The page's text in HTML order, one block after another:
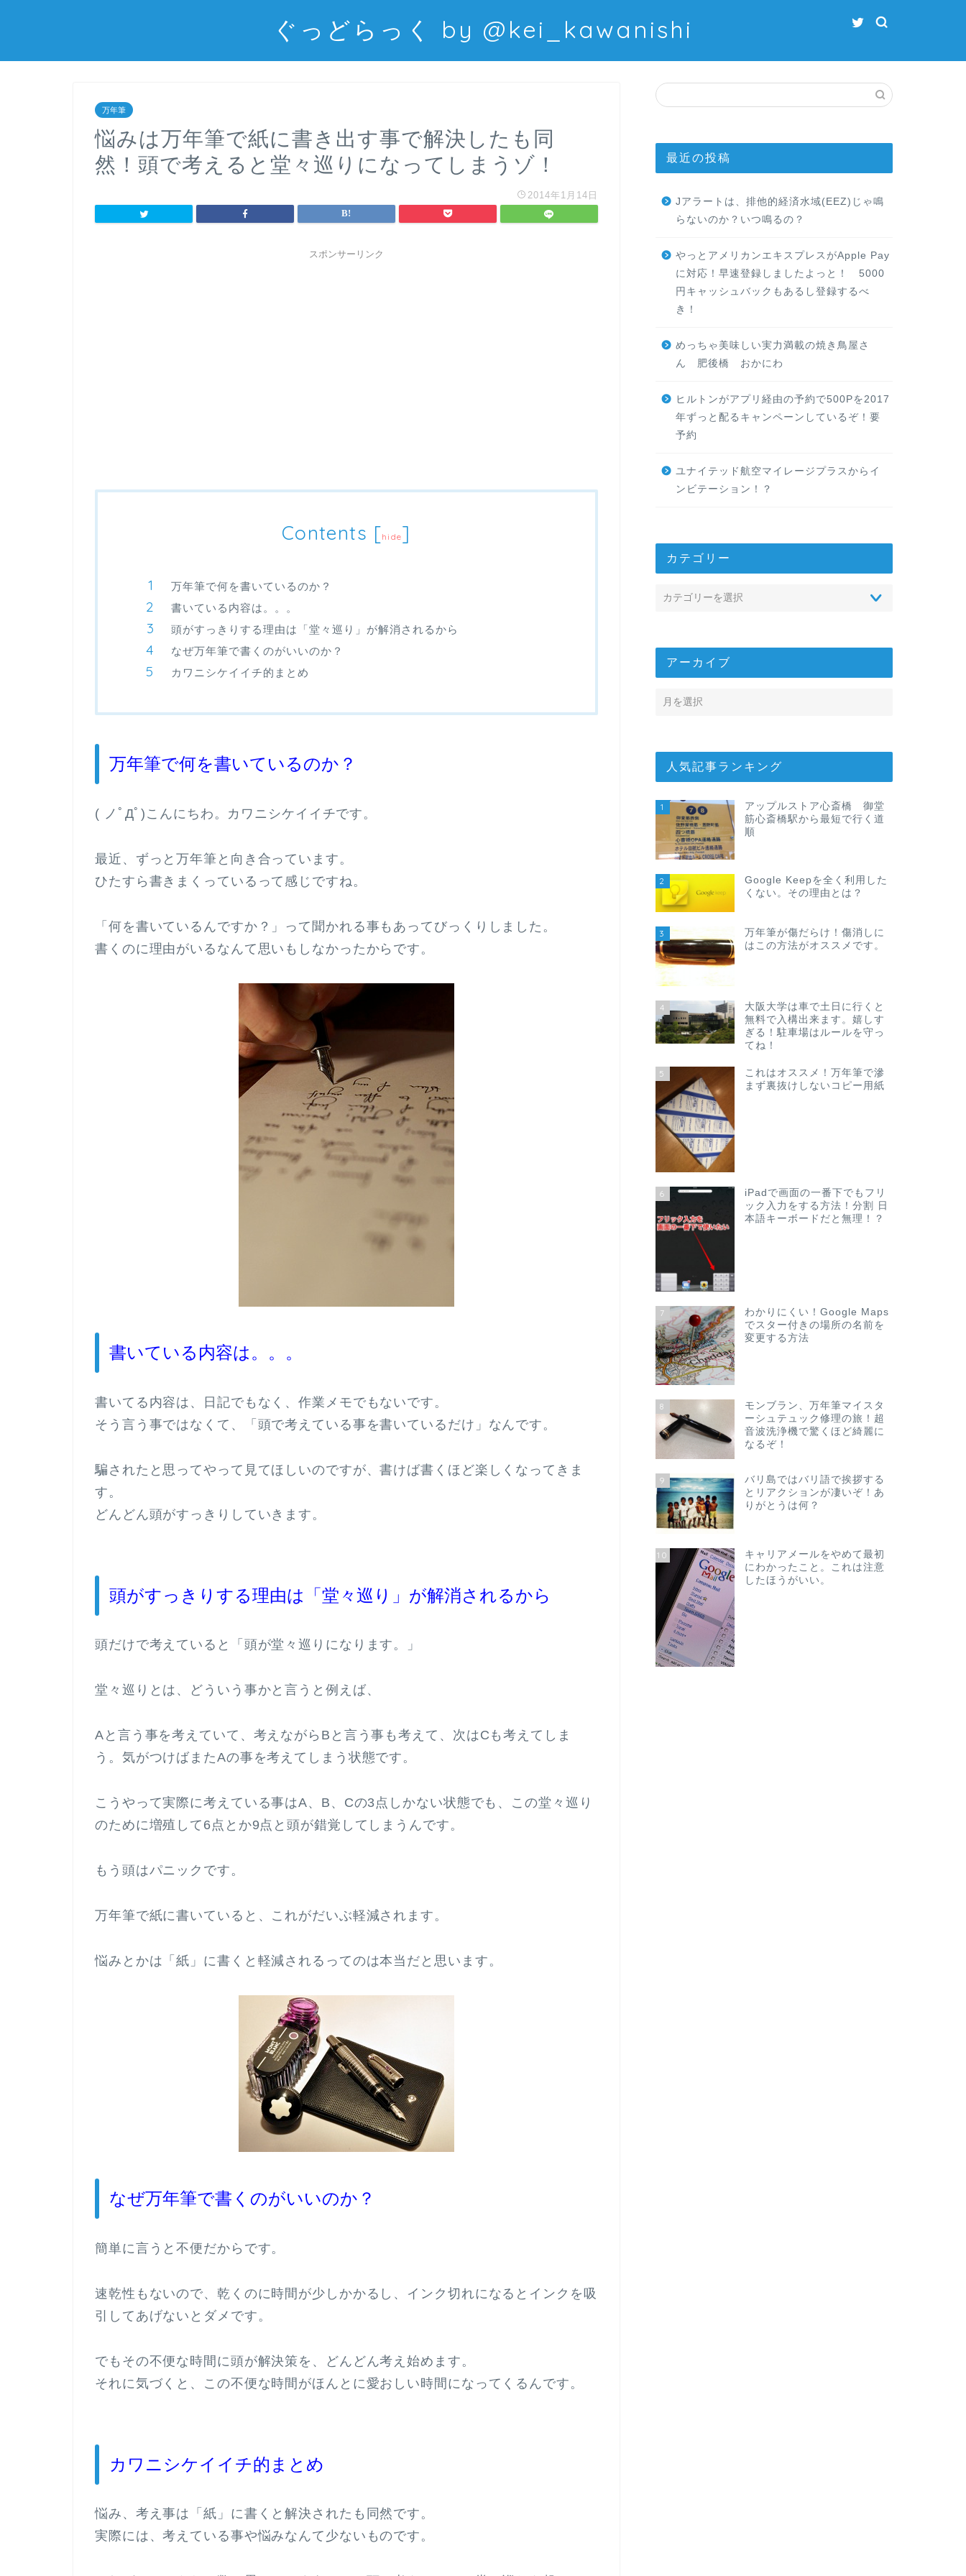
ぐっどらっく by @kei_kawanishi
万年筆
悩みは万年筆で紙に書き出す事で解決したも同
然！頭で考えると堂々巡りになってしまうゾ！
2014年1月14日
スポンサーリンク
Contents [hide]
万年筆で何を書いているのか？
書いている内容は。。。
頭がすっきりする理由は「堂々巡り」が解消されるから
なぜ万年筆で書くのがいいのか？
カワニシケイイチ的まとめ
万年筆で何を書いているのか？
( ノﾟДﾟ)こんにちわ。カワニシケイイチです。
最近、ずっと万年筆と向き合っています。
ひたすら書きまくっているって感じですね。
「何を書いているんですか？」って聞かれる事もあってびっくりしました。
書くのに理由がいるなんて思いもしなかったからです。
書いている内容は。。。
書いてる内容は、日記でもなく、作業メモでもないです。
そう言う事ではなくて、「頭で考えている事を書いているだけ」なんです。
騙されたと思ってやって見てほしいのですが、書けば書くほど楽しくなってきま
す。
どんどん頭がすっきりしていきます。
頭がすっきりする理由は「堂々巡り」が解消されるから
頭だけで考えていると「頭が堂々巡りになります。」
堂々巡りとは、どういう事かと言うと例えば、
Aと言う事を考えていて、考えながらBと言う事も考えて、次はCも考えてしま
う。気がつけばまたAの事を考えてしまう状態です。
こうやって実際に考えている事はA、B、Cの3点しかない状態でも、この堂々巡り
のために増殖して6点とか9点と頭が錯覚してしまうんです。
もう頭はパニックです。
万年筆で紙に書いていると、これがだいぶ軽減されます。
悩みとかは「紙」に書くと軽減されるってのは本当だと思います。
なぜ万年筆で書くのがいいのか？
簡単に言うと不便だからです。
速乾性もないので、乾くのに時間が少しかかるし、インク切れになるとインクを吸
引してあげないとダメです。
でもその不便な時間に頭が解決策を、どんどん考え始めます。
それに気づくと、この不便な時間がほんとに愛おしい時間になってくるんです。
カワニシケイイチ的まとめ
悩み、考え事は「紙」に書くと解決されたも同然です。
実際には、考えている事や悩みなんて少ないものです。
最近の投稿
Jアラートは、排他的経済水域(EEZ)じゃ鳴
らないのか？いつ鳴るの？
やっとアメリカンエキスプレスがApple Pay
に対応！早速登録しましたよっと！ 5000
円キャッシュバックもあるし登録するべ
き！
めっちゃ美味しい実力満載の焼き鳥屋さ
ん 肥後橋 おかにわ
ヒルトンがアプリ経由の予約で500Pを2017
年ずっと配るキャンペーンしているぞ！要
予約
ユナイテッド航空マイレージプラスからイ
ンビテーション！？
カテゴリー
アーカイブ
人気記事ランキング
1
アップルストア心斎橋 御堂
筋心斎橋駅から最短で行く道
順
2
Google Keepを全く利用した
くない。その理由とは？
3
万年筆が傷だらけ！傷消しに
はこの方法がオススメです。
4
大阪大学は車で土日に行くと
無料で入構出来ます。嬉しす
ぎる！駐車場はルールを守っ
てね！
5
これはオススメ！万年筆で滲
まず裏抜けしないコピー用紙
6
iPadで画面の一番下でもフリ
ック入力をする方法！分割 日
本語キーボードだと無理！？
7
わかりにくい！Google Maps
でスター付きの場所の名前を
変更する方法
8
モンブラン、万年筆マイスタ
ーシュテュック修理の旅！超
音波洗浄機で驚くほど綺麗に
なるぞ！
9
バリ島ではバリ語で挨拶する
とリアクションが凄いぞ！あ
りがとうは何？
10
キャリアメールをやめて最初
にわかったこと。これは注意
したほうがいい。